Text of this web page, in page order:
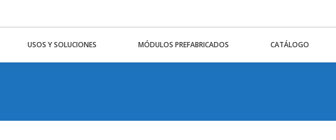
USOS Y SOLUCIONES MÓDULOS PREFABRICADOS CATÁLOGO